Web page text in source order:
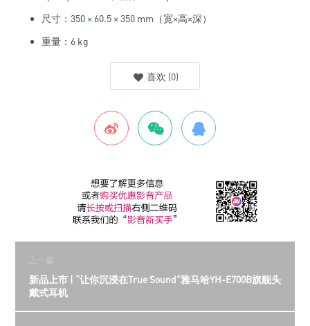
尺寸：350 × 60.5 × 350 mm（宽×高×深）
重量：6 kg
喜欢 (0)
上一篇
新品上市 | “让你沉浸在True Sound”雅马哈YH-E700B旗舰头
戴式耳机